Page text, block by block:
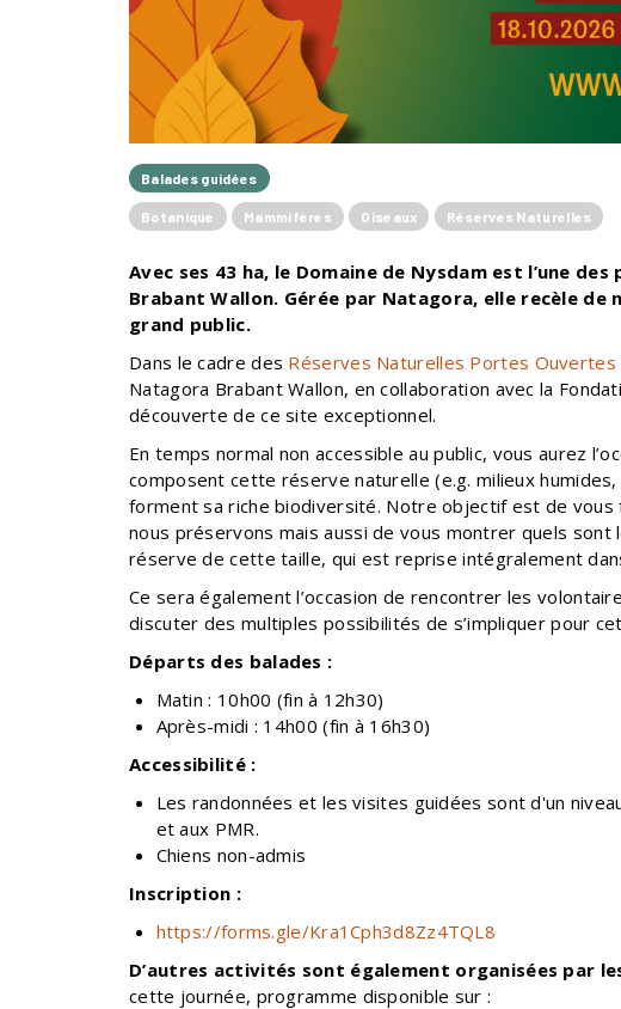
Balades guidées
Botanique Mammifères Oiseaux Réserves Naturelles
Avec ses 43 ha, le Domaine de Nysdam est l’une
Brabant Wallon. Gérée par Natagora, elle recèle
grand public.
Dans le cadre des Réserves Naturelles Portes Ouvertes
Natagora Brabant Wallon, en collaboration avec la
découverte de ce site exceptionnel.
En temps normal non accessible au public, vous aurez
composent cette réserve naturelle (e.g. milieux
forment sa riche biodiversité. Notre objectif est de
nous préservons mais aussi de vous montrer quels sont
réserve de cette taille, qui est reprise intégralement
Ce sera également l’occasion de rencontrer les
discuter des multiples possibilités de s’impliquer pour
Départs des balades :
Matin : 10h00 (fin à 12h30)
Après-midi : 14h00 (fin à 16h30)
Accessibilité :
Les randonnées et les visites guidées sont d'un
et aux PMR.
Chiens non-admis
Inscription :
https://forms.gle/Kra1Cph3d8Zz4TQL8
D’autres activités sont également organisées par
cette journée, programme disponible sur :